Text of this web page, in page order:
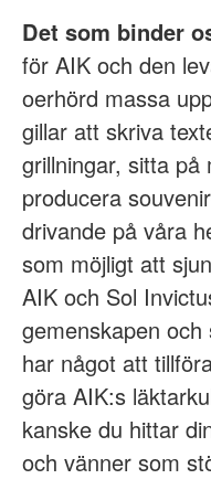
Det som binder
för AIK och den
oerhörd massa
gillar att skriva
grillningar, sitta
producera
drivande på våra
som möjligt att
AIK och Sol
gemenskapen
har något att
göra AIK:s
kanske du hittar
och vänner som